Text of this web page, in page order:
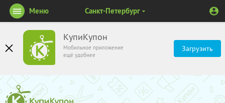
КупиКупон
Мобильное приложение
ещё удобнее
Загрузить
Меню Санкт-Петербург